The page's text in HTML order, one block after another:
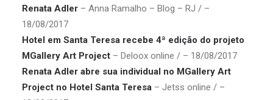
Renata Adler – Anna Ramalho – Blog – RJ / –
18/08/2017
Hotel em Santa Teresa recebe 4ª edição do projeto
MGallery Art Project – Deloox online / – 18/08/2017
Renata Adler abre sua individual no MGallery Art
Project no Hotel Santa Teresa – Jetss online / –